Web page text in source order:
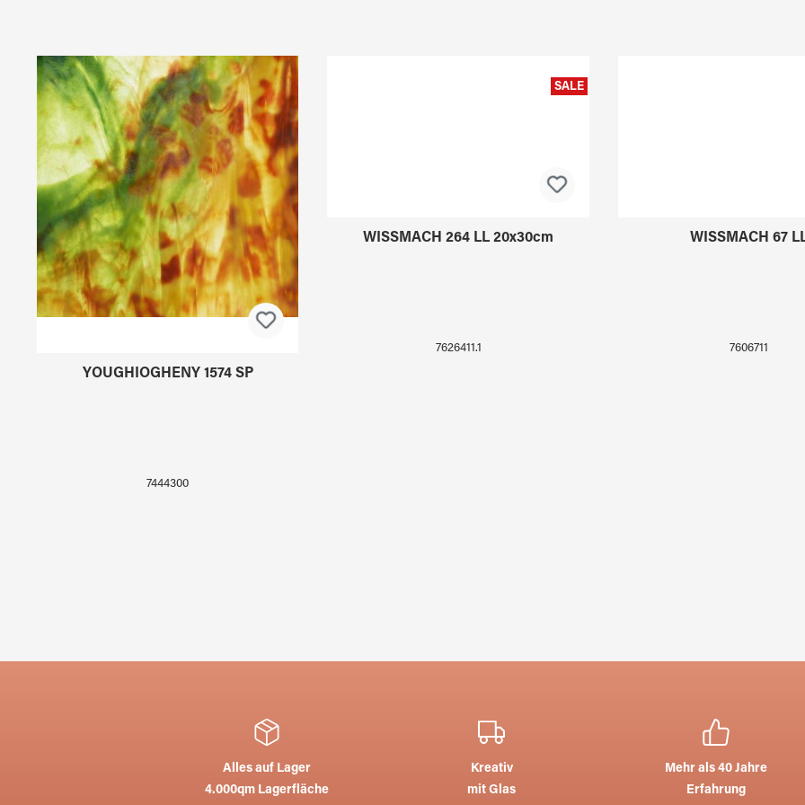
Produktgalerie überspringen
YOUGHIOGHENY 1574 SP
7444300
SALE
Alles auf Lager
4.000qm Lagerfläche
Kreativ
mit Glas
Mehr als 40 Jahre
Erfahrung